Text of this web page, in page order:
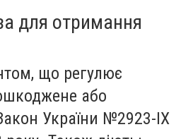
для отримання
що регулює
або
України №2923-IX